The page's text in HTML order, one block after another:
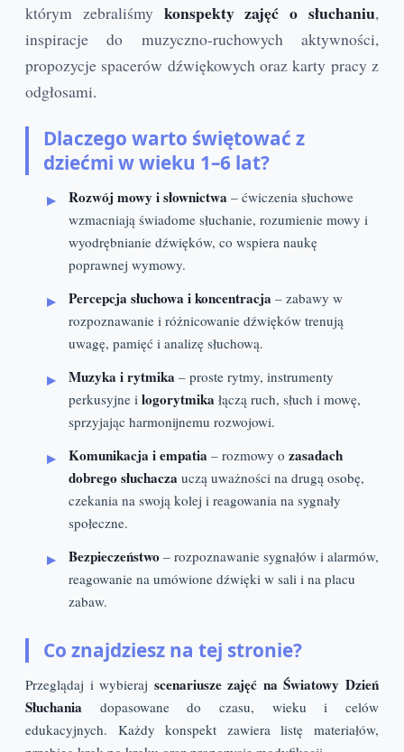
którym zebraliśmy konspekty zajęć o słuchaniu,
inspiracje do muzyczno-ruchowych aktywności,
propozycje spacerów dźwiękowych oraz karty pracy z
odgłosami.
Dlaczego warto świętować z
dziećmi w wieku 1–6 lat?
Rozwój mowy i słownictwa – ćwiczenia słuchowe
wzmacniają świadome słuchanie, rozumienie mowy i
wyodrębnianie dźwięków, co wspiera naukę
poprawnej wymowy.
Percepcja słuchowa i koncentracja – zabawy w
rozpoznawanie i różnicowanie dźwięków trenują
uwagę, pamięć i analizę słuchową.
Muzyka i rytmika – proste rytmy, instrumenty
perkusyjne i logorytmika łączą ruch, słuch i mowę,
sprzyjając harmonijnemu rozwojowi.
Komunikacja i empatia – rozmowy o zasadach
dobrego słuchacza uczą uważności na drugą osobę,
czekania na swoją kolej i reagowania na sygnały
społeczne.
Bezpieczeństwo – rozpoznawanie sygnałów i alarmów,
reagowanie na umówione dźwięki w sali i na placu
zabaw.
Co znajdziesz na tej stronie?
Przeglądaj i wybieraj scenariusze zajęć na Światowy Dzień
Słuchania dopasowane do czasu, wieku i celów
edukacyjnych. Każdy konspekt zawiera listę materiałów,